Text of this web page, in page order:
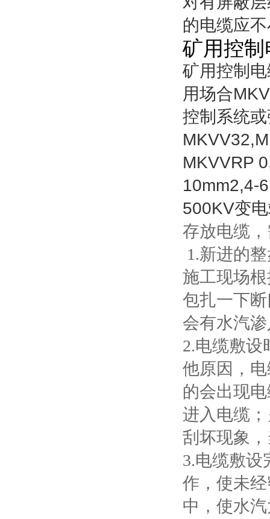
的电缆应
矿用控
矿用控制
用场合
控制系统
MKVVRP
10mm2,4-
500KV变
存放电缆
1.新进的
施工现场
包扎一下
会有水汽
2.电缆敷设
他原因，
的会出现
进入电缆
刮坏现象
3.电缆敷设
作，使未
中，使水